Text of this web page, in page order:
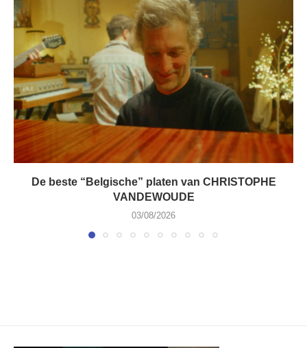
De beste “Belgische” platen van CHRISTOPHE
VANDEWOUDE
03/08/2026